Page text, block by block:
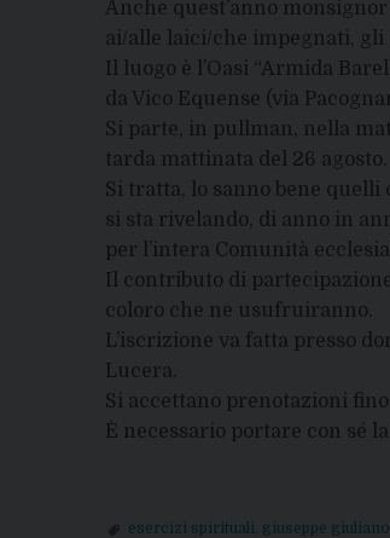
Anche quest’anno
ai/alle laici/che impegnati, gli
Il luogo è l’Oasi “Armida
da Vico Equense (via
Si parte, in pullman, nella
tarda mattinata del 26 agosto.
Si tratta, lo sanno bene quelli
si sta rivelando, di anno in
per l’intera Comunità
Il contributo di
coloro che ne usufruiranno.
L’iscrizione va fatta presso
Lucera.
Si accettano prenotazioni
È necessario portare con sé la
esercizi spirituali giuseppe giuliano